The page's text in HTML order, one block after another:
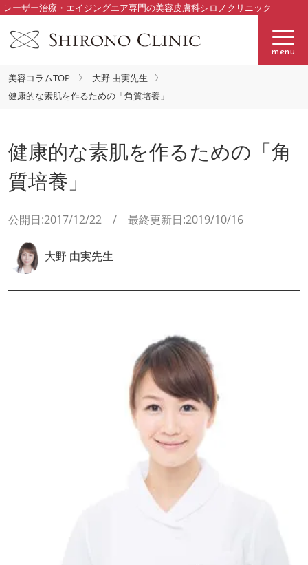
レーザー治療・エイジングエア専門の美容皮膚科シロノクリニック
menu
美容コラムTOP
大野 由実先生
健康的な素肌を作るための「角質培養」
健康的な素肌を作るための「角
質培養」
公開日:2017/12/22 / 最終更新日:2019/10/16
大野 由実先生